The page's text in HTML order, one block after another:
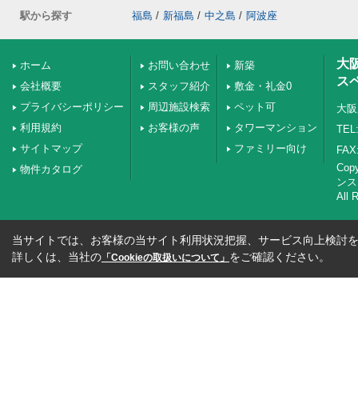
駅から探す
福島 / 新福島 / 中之島 / 阿波座
ホーム
会社概要
プライバシーポリシー
利用規約
サイトマップ
物件カタログ
お問い合わせ
スタッフ紹介
周辺施設検索
お客様の声
新築
敷金・礼金0
ペット可
タワーマンション
ファミリー向け
大
ス
大
ンス
All
当サイトでは、お客様の当サイト利用状況把握、サービス向上検討
詳しくは、当社の 「Cookieの取扱いについて」 をご確認ください。